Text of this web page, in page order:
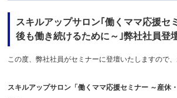
スキルアップサロン｢働くママ応援セ
後も働き続けるために～｣弊社社員登
この度、弊社社員がセミナーに登壇いたしますので、
スキルアップサロン「働くママ応援セミナー ～産休